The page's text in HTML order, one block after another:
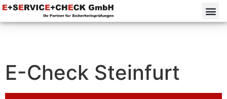
E-Check Steinfurt⁠